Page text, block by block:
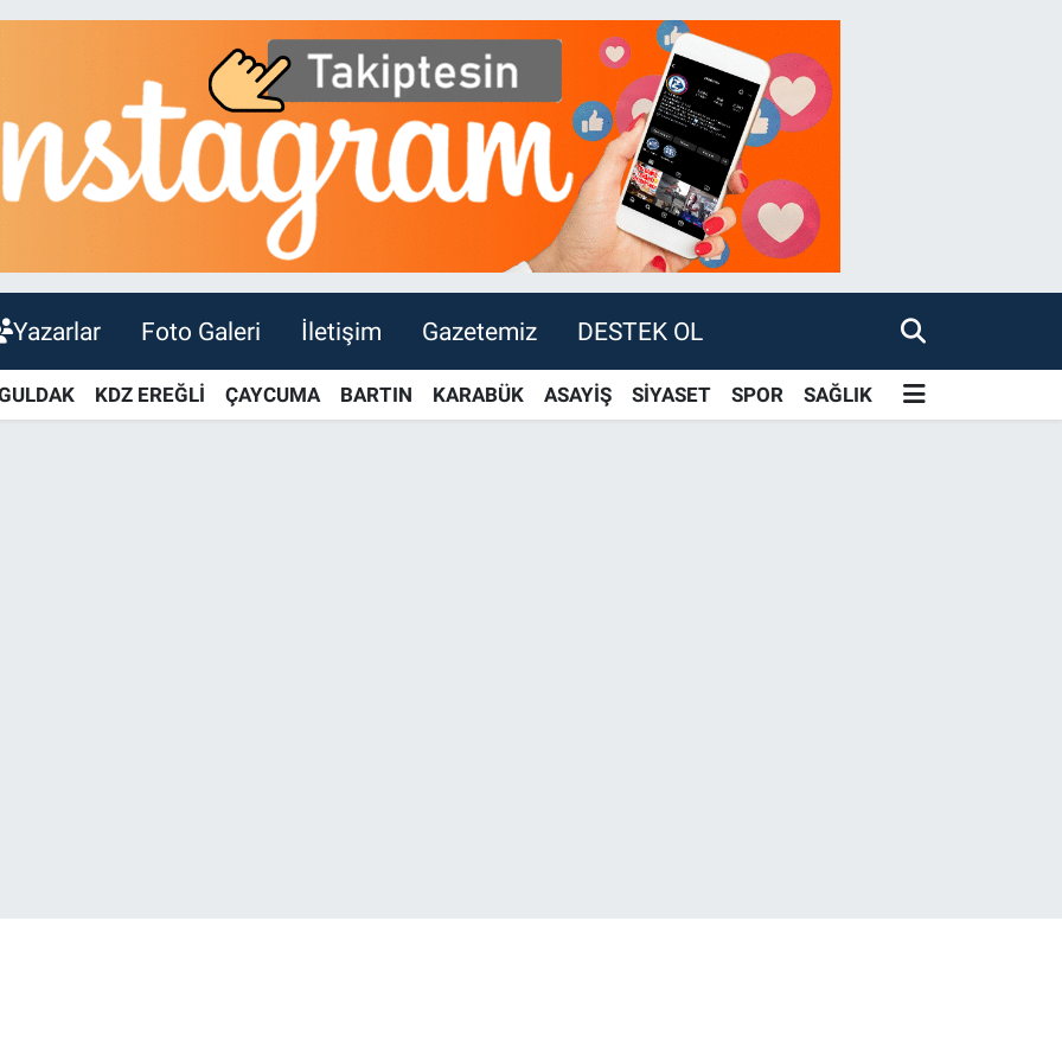
Yazarlar Foto Galeri İletişim Gazetemiz DESTEK OL
KDZ EREĞLİ ÇAYCUMA BARTIN KARABÜK ASAYİŞ SİYASET SPOR SAĞLIK